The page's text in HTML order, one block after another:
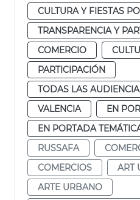
CULTURA Y FIESTAS
TRANSPARENCIA Y
COMERCIO
PARTICIPACIÓN
TODAS LAS
VALENCIA
EN
EN PORTADA
RUSSAFA
COMERCIOS
ART
ARTE URBANO